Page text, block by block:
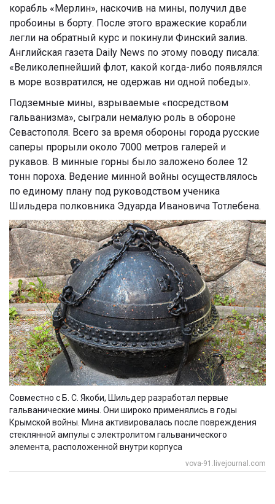
корабль «Мерлин», наскочив на мины, получил две
пробоины в борту. После этого вражеские корабли
легли на обратный курс и покинули Финский залив.
Английская газета Daily News по этому поводу писала:
«Великолепнейший флот, какой когда-либо появлялся
в море возвратился, не одержав ни одной победы».
Подземные мины, взрываемые «посредством
гальванизма», сыграли немалую роль в обороне
Севастополя. Всего за время обороны города русские
саперы прорыли около 7000 метров галерей и
рукавов. В минные горны было заложено более 12
тонн пороха. Ведение минной войны осуществлялось
по единому плану под руководством ученика
Шильдера полковника Эдуарда Ивановича Тотлебена.
Совместно с Б. С. Якоби, Шильдер разработал первые
гальванические мины. Они широко применялись в годы
Крымской войны. Мина активировалась после повреждения
стеклянной ампулы с электролитом гальванического
элемента, расположенной внутри корпуса
vova-91.livejournal.com